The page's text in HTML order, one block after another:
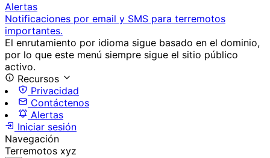
Alertas
Notificaciones por email y SMS para terremotos
importantes.
El enrutamiento por idioma sigue basado en el dominio,
por lo que este menú siempre sigue el sitio público
activo.
Recursos
Privacidad
Contáctenos
Alertas
Iniciar sesión
Navegación
Terremotos xyz